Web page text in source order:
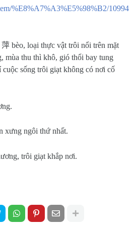
%E8%A7%A3%E5%98%B2/10994
萍 bèo, loại thực vật trôi nổi trên mặt
mùa thu thì khô, gió thổi bay tung
sống trôi giạt không có nơi cố
xưng ngôi thứ nhất.
trôi giạt khắp nơi.